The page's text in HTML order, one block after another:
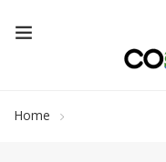
Home